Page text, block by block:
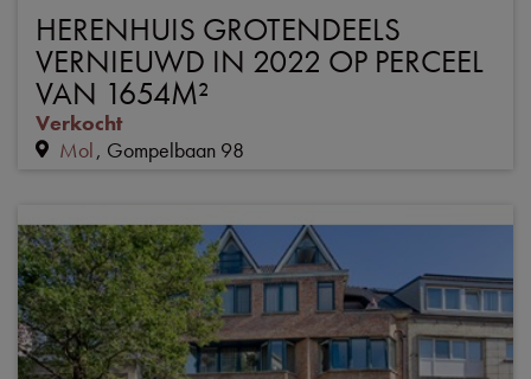
HERENHUIS GROTENDEELS
VERNIEUWD IN 2022 OP PERCEEL
VAN 1654M²
Verkocht
Mol Gompelbaan 98